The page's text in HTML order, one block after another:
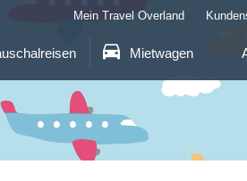
Mietwagen
Mein Travel Overland